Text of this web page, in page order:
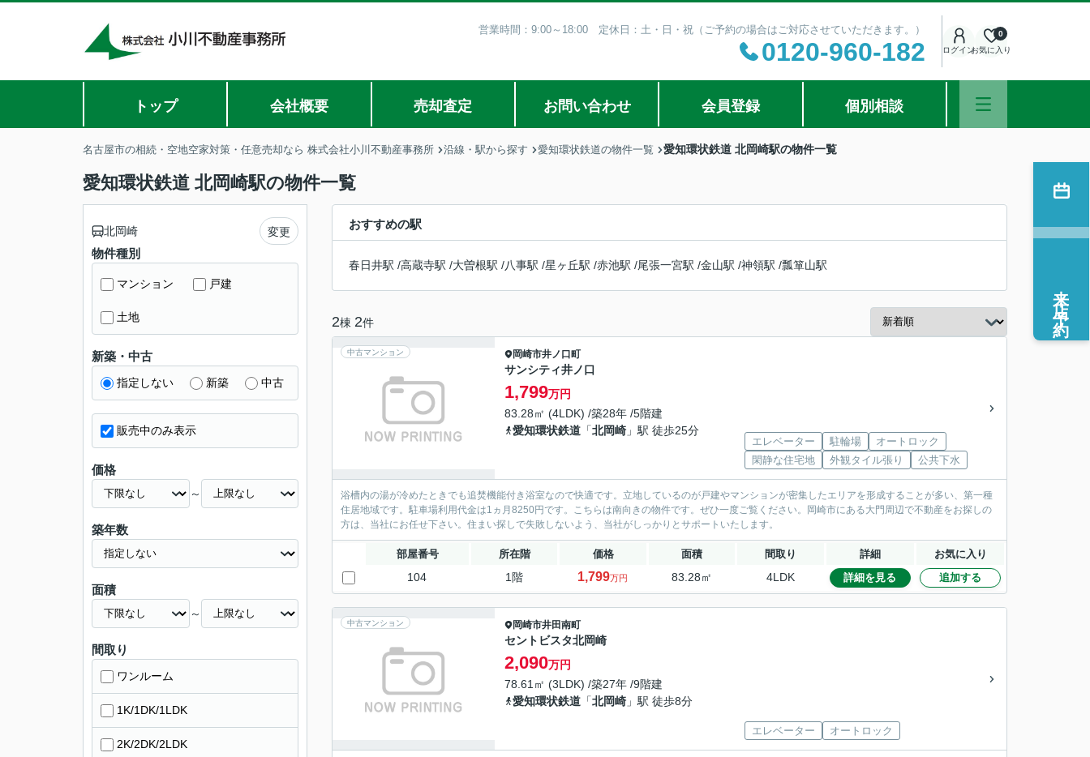
営業時間：9:00～18:00 定休日：土・日・祝（ご予約の場合はご対応させていただきます。）
0120-960-182 ログインお気に入り
0
トップ 会社概要 売却査定 お問い合わせ 会員登録 個別相談
名古屋市の相続・空地空家対策・任意売却なら 株式会社小川不動産事務所 沿線・駅から探す 愛知環状鉄道の物件一覧 愛知環状鉄道 北岡崎駅の物件一覧
愛知環状鉄道 北岡崎駅の物件一覧
おすすめの駅
春日井駅 /高蔵寺駅 /大曽根駅 /八事駅 /星ヶ丘駅 /赤池駅 /尾張一宮駅 /金山駅 /神領駅 /瓢箪山駅
2棟 2件
中古マンション 岡崎市井ノ口町
サンシティ井ノ口
1,799万円
83.28㎡ (4LDK) /築28年 /5階建
愛知環状鉄道 「北岡崎 」駅 徒歩25分
エレベーター 駐輪場
オートロック
閑静な住宅地
外観タイル張り 公共下水
浴槽内の湯が冷めたときでも追焚機能付き浴室なので快適です。立地しているのが戸建やマンションが密集したエリアを形成することが多い、第一種
住居地域です。駐車場利用代金は1ヵ月8250円です。こちらは南向きの物件です。ぜひ一度ご覧ください。岡崎市にある大門周辺で不動産をお探しの
方は、当社にお任せ下さい。住まい探しで失敗しないよう、当社がしっかりとサポートいたします。
部屋番号 所在階 価格 面積 間取り 詳細 お気に入り
104 1階 1,799万円 83.28㎡ 4LDK 詳細を見る 追加する
中古マンション 岡崎市井田南町
セントビスタ北岡崎
2,090万円
78.61㎡ (3LDK) /築27年 /9階建
愛知環状鉄道 「北岡崎 」駅 徒歩8分
エレベーター オートロック
北岡崎 変更
物件種別
マンション 戸建
土地
新築・中古
指定しない 新築 中古
販売中のみ表示
価格
～
築年数
面積
～
間取り
ワンルーム
1K/1DK/1LDK
2K/2DK/2LDK
来店予約